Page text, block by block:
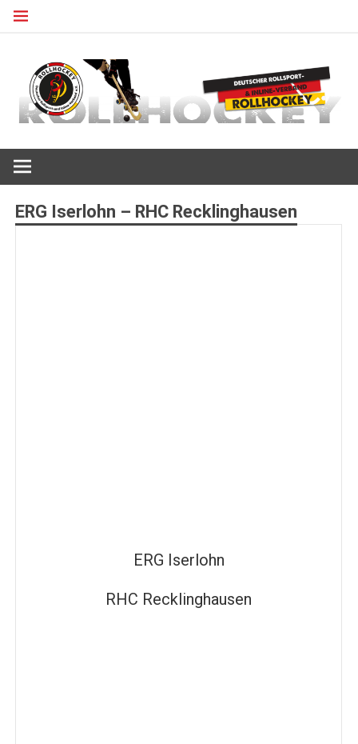
Zum
ERG Iserlohn – RHC Recklinghausen
ERG Iserlohn
RHC Recklinghausen